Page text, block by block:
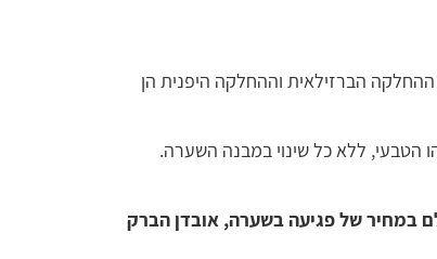
הברזילאית וההחלקה היפנית הן
הטבעי, ללא כל שינוי במבנה השערה.
במחיר של פגיעה בשערה, אובדן הברק